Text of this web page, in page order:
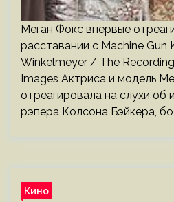
Меган Фокс впервые
расставании с Machine
Winkelmeyer / The
Images Актриса и модель
отреагировала на слухи об
рэпера Колсона Бэйкера,
Кино